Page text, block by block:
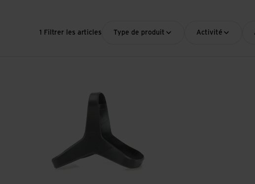
1 Filtrer les articles Type de produit Activité